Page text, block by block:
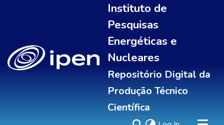
Instituto de
Pesquisas
Energéticas e
Nucleares
Repositório Digital da
Produção Técnico
Científica